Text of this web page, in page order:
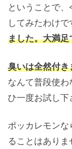
ということで
してみたわけ
ました。大満足
臭いは全然付き
なんて普段使
ひ一度お試し下
ポッカレモンな
ることはありま